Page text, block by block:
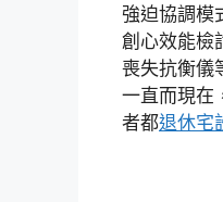
強迫協調模
創心效能檢
喪失抗衡儀
一直而現在
者都退休宅